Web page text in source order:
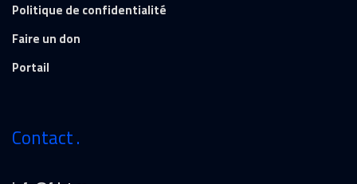
Politique de confidentialité
Faire un don
Portail
Contact